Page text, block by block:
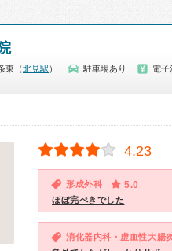
東（北見駅 ） 駐車場あり 電子
4.23
形成外科 5.0
ほぼ完ぺきでした
消化器内科・虚血性大腸